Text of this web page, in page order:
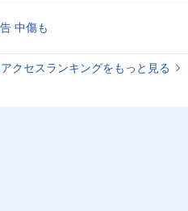
中傷も
クセスランキングをもっと見る